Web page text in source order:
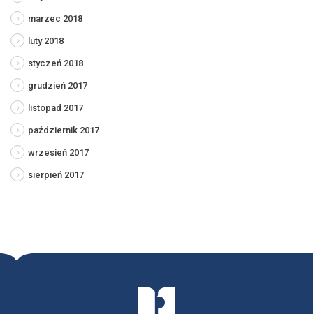
marzec 2018
luty 2018
styczeń 2018
grudzień 2017
listopad 2017
październik 2017
wrzesień 2017
sierpień 2017